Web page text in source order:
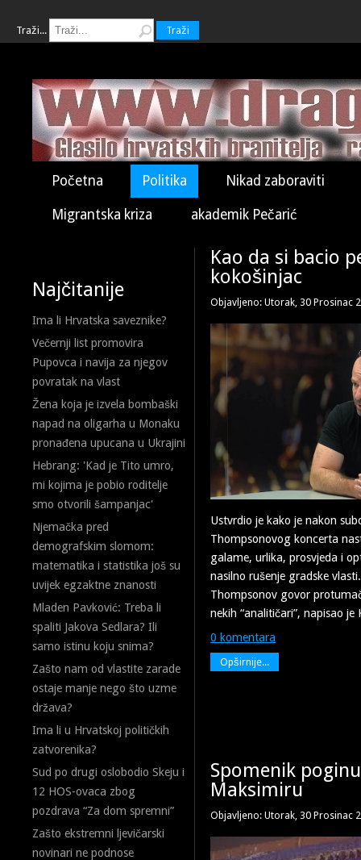
Traži... Traži
Početna Politika Nikad zaboraviti
Migrantska kriza akademik Pečarić
Najčitanije
Ima li Hrvatska saveznike?
Večernji list promovira
Pupovca i navija za njegov
povratak na vlast
Žena koja je izvela bombaški
napad na oligarha u Monaku
pronađena upucana u Ukrajini
Hebrang: 'Kad je Tito umro,
mi kojima je pobio roditelje
smo otvorili šampanjac'
Njemačka pred
demografskim slomom:
matematika i statistika još su
uvijek egzaktne znanosti
Mladen Pavković: Treba li
spaliti Jakova Sedlara? Ili
samo istinu koju snima?
Zašto nam od vlastite zarade
ostaje manje nego što uzme
država?
Ima li u Hrvatskoj političkih
zatvorenika?
Sud po drugi oslobodio Skeju i
12 HOS-ovaca zbog
pozdrava “Za dom spremni”
Zašto ekstremni ljevičarski
novinari ne podnose
Kao da si bacio
kokošinjac
Objavljeno: Utorak, 30 Prosinac
Ustvrdio je kako je nakon
Thompsonovog koncerta
galame, urlika, prosvjeda i
nasilno rušenje gradske
Thompsonov govor
nekih “analitičari”, napisao je
0 komentara
Opširnije...
Spomenik
Maksimiru
Objavljeno: Utorak, 30 Prosinac